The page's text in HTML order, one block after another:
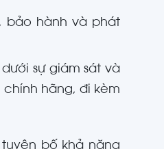
bảo hành và phát
sự giám sát và
hãng, đi kèm
bố khả năng